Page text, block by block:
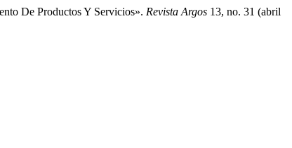
De Productos Y Servicios». Revista Argos 13, no. 31 (abril